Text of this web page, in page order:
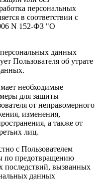
персональных
в соответствии с
N 152-ФЗ "О
данных
Пользователя об утрате
необходимые
для защиты
от неправомерного
изменения,
а также от
лиц.
с Пользователем
по предотвращению
последствий, вызванных
данных